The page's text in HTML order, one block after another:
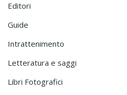
Editori
Guide
Intrattenimento
Letteratura e saggi
Libri Fotografici